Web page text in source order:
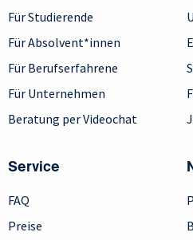
Für Studierende
Für Absolvent*innen
Für Berufserfahrene
Für Unternehmen
Beratung per Videochat
Service
FAQ
Preise